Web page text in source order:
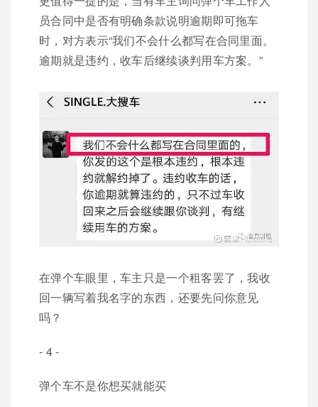
员合同中是否有明确条款说明逾期即可拖车
时，对方表示“我们不会什么都写在合同里面。
逾期就是违约，收车后继续谈判用车方案。”
在弹个车眼里，车主只是一个租客罢了，我收
回一辆写着我名字的东西，还要先问你意见
吗？
- 4 -
弹个车不是你想买就能买